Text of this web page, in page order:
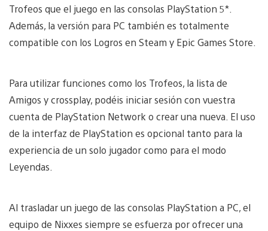
Trofeos que el juego en las consolas PlayStation 5*.
Además, la versión para PC también es totalmente
compatible con los Logros en Steam y Epic Games Store.
Para utilizar funciones como los Trofeos, la lista de
Amigos y crossplay, podéis iniciar sesión con vuestra
cuenta de PlayStation Network o crear una nueva. El uso
de la interfaz de PlayStation es opcional tanto para la
experiencia de un solo jugador como para el modo
Leyendas.
Al trasladar un juego de las consolas PlayStation a PC, el
equipo de Nixxes siempre se esfuerza por ofrecer una